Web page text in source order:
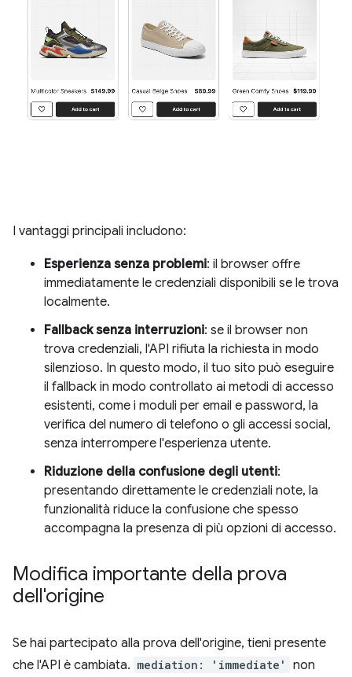
I vantaggi principali includono:
Esperienza senza problemi: il browser offre
immediatamente le credenziali disponibili se le trova
localmente.
Fallback senza interruzioni: se il browser non
trova credenziali, l'API rifiuta la richiesta in modo
silenzioso. In questo modo, il tuo sito può eseguire
il fallback in modo controllato ai metodi di accesso
esistenti, come i moduli per email e password, la
verifica del numero di telefono o gli accessi social,
senza interrompere l'esperienza utente.
Riduzione della confusione degli utenti:
presentando direttamente le credenziali note, la
funzionalità riduce la confusione che spesso
accompagna la presenza di più opzioni di accesso.
Modifica importante della prova
dell'origine
Se hai partecipato alla prova dell'origine, tieni presente
che l'API è cambiata. mediation: 'immediate'
non